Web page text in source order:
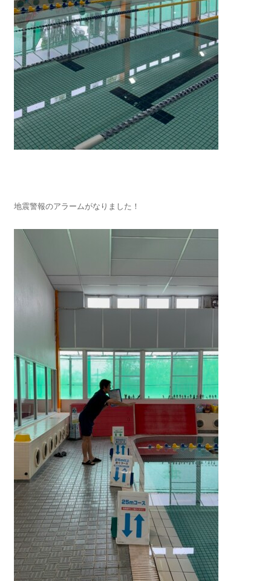
地震警報のアラームがなりました！